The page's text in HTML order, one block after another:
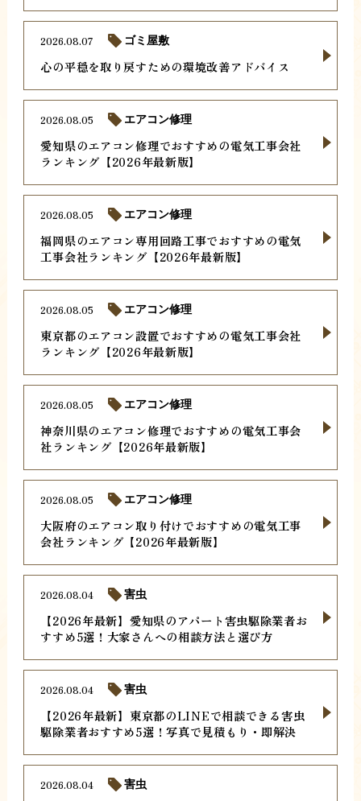
心の平穏を取り戻すための環境改善アドバイス
2026.08.07 ゴミ屋敷
愛知県のエアコン修理でおすすめの電気工事会社
ランキング【2026年最新版】
2026.08.05 エアコン修理
福岡県のエアコン専用回路工事でおすすめの電気
工事会社ランキング【2026年最新版】
2026.08.05 エアコン修理
東京都のエアコン設置でおすすめの電気工事会社
ランキング【2026年最新版】
2026.08.05 エアコン修理
神奈川県のエアコン修理でおすすめの電気工事会
社ランキング【2026年最新版】
2026.08.05 エアコン修理
大阪府のエアコン取り付けでおすすめの電気工事
会社ランキング【2026年最新版】
2026.08.05 エアコン修理
【2026年最新】愛知県のアパート害虫駆除業者お
すすめ5選！大家さんへの相談方法と選び方
2026.08.04 害虫
【2026年最新】東京都のLINEで相談できる害虫
駆除業者おすすめ5選！写真で見積もり・即解決
2026.08.04 害虫
2026.08.04 害虫